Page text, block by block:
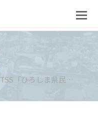
TSS「ひろしま県民…